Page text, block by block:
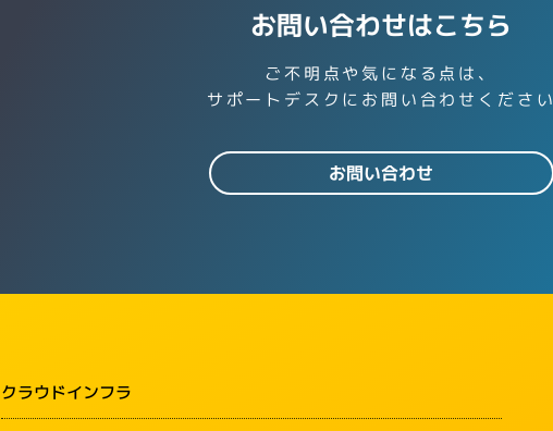
お問い合わせはこちら
ご不明点や気になる点は、
サポートデスクにお問い合わせください
お問い合わせ
クラウドインフラ